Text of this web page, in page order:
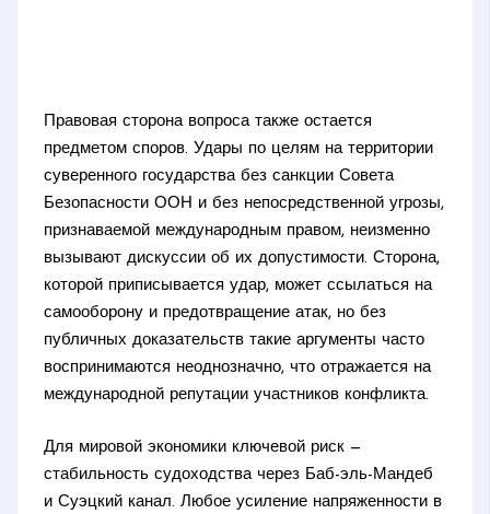
Правовая сторона вопроса также остается
предметом споров. Удары по целям на территории
суверенного государства без санкции Совета
Безопасности ООН и без непосредственной угрозы,
признаваемой международным правом, неизменно
вызывают дискуссии об их допустимости. Сторона,
которой приписывается удар, может ссылаться на
самооборону и предотвращение атак, но без
публичных доказательств такие аргументы часто
воспринимаются неоднозначно, что отражается на
международной репутации участников конфликта.
Для мировой экономики ключевой риск —
стабильность судоходства через Баб-эль-Мандеб
и Суэцкий канал. Любое усиление напряженности в